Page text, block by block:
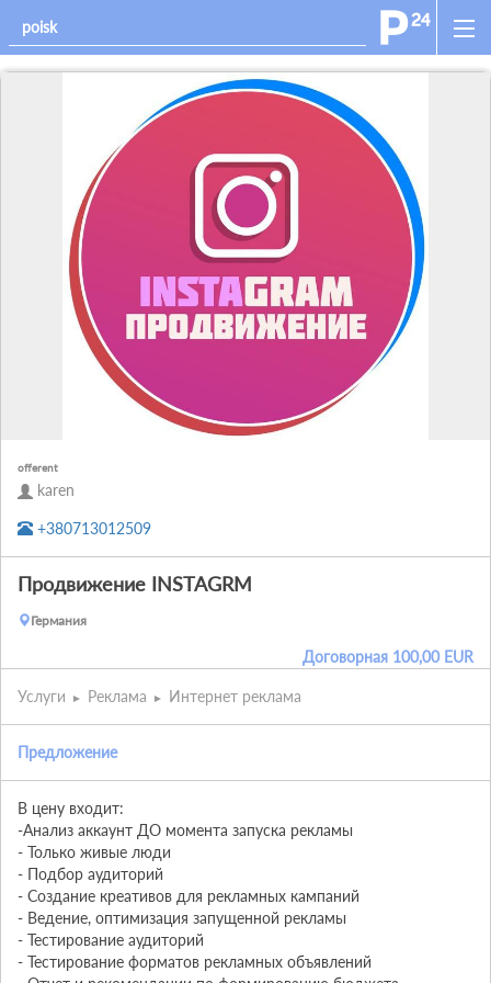
offerent
karen
+380713012509
Продвижение INSTAGRM
Германия
Договорная 100,00 EUR
Услуги Реклама Интернет реклама
Предложение
В цену входит:
-Анализ аккаунт ДО момента запуска рекламы
- Только живые люди
- Подбор аудиторий
- Создание креативов для рекламных кампаний
- Ведение, оптимизация запущенной рекламы
- Тестирование аудиторий
- Тестирование форматов рекламных объявлений